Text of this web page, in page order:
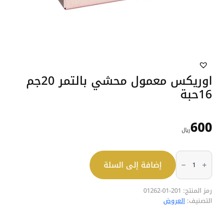
اوريكس معمول محشي بالتمر 20جم
16حبة
600﷼
كمية
اوريكس
معمول
بالتمر
20جم
16حبة
إضافة إلى السلة
رمز المنتج: 201-01-01262
التصنيف: العروض